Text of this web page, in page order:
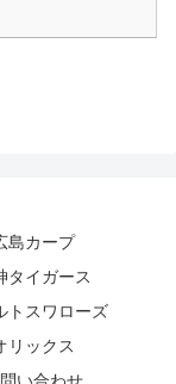
島カープ
タイガース
トスワローズ
リックス